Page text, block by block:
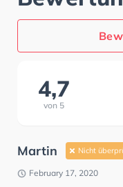
4,7
von 5
Martin Nicht
February 17, 2020